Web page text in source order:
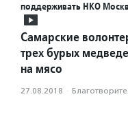
поддерживать НКО
Самарские
трех бурых
на мясо
27.08.2018 ·